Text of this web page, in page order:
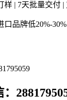
样 | 7天批量交付 |
口品牌低20%-